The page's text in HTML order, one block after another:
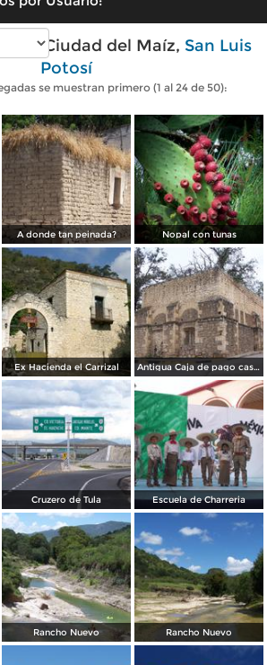
de Ciudad del Maíz, San Luis
Potosí
se muestran primero (1 al 24 de 50):
A donde tan peinada? Nopal con tunas
Ex Hacienda el Carrizal Antigua Caja de pago casa Barraganeña
Cruzero de Tula Escuela de Charreria
Rancho Nuevo Rancho Nuevo